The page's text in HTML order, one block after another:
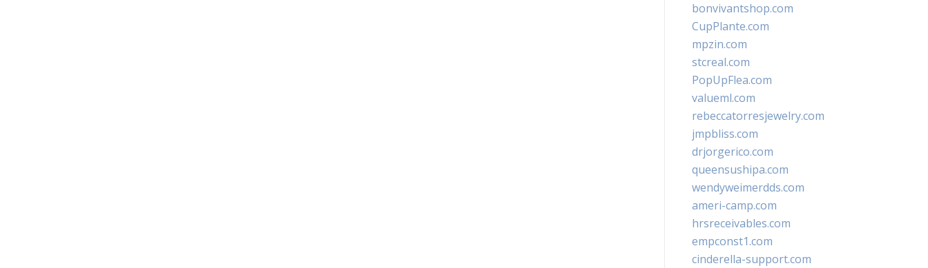
bonvivantshop.com
CupPlante.com
mpzin.com
stcreal.com
PopUpFlea.com
valueml.com
rebeccatorresjewelry.com
jmpbliss.com
drjorgerico.com
queensushipa.com
wendyweimerdds.com
ameri-camp.com
hrsreceivables.com
empconst1.com
cinderella-support.com